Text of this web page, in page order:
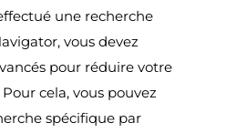
une recherche
vous devez
pour réduire votre
cela, vous pouvez
spécifique par